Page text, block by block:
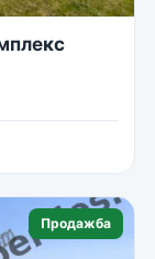
Продажба